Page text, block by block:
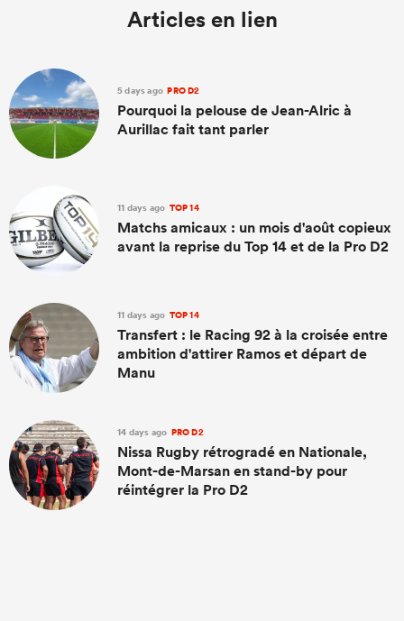
Articles en lien
5 days ago PRO D2
Pourquoi la pelouse de Jean-Alric à
Aurillac fait tant parler
11 days ago TOP 14
Matchs amicaux : un mois d'août copieux
avant la reprise du Top 14 et de la Pro D2
11 days ago TOP 14
Transfert : le Racing 92 à la croisée entre
ambition d'attirer Ramos et départ de
Manu
14 days ago PRO D2
Nissa Rugby rétrogradé en Nationale,
Mont-de-Marsan en stand-by pour
réintégrer la Pro D2